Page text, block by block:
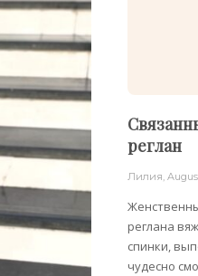
реглан
Лилия ,
реглана
спинки,
чудесно